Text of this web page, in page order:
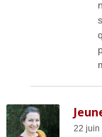
22 juin